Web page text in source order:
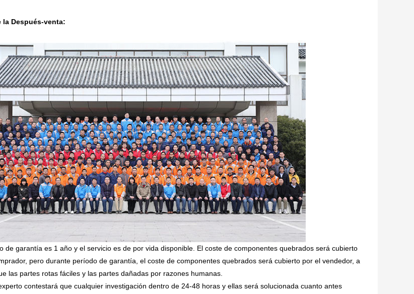
la Después-venta:
de garantía es 1 año y el servicio es de por vida disponible. El coste de componentes quebrados será cubierto
pero durante período de garantía, el coste de componentes quebrados será cubierto por el vendedor, a
las partes rotas fáciles y las partes dañadas por razones humanas.
contestará que cualquier investigación dentro de 24-48 horas y ellas será solucionada cuanto antes